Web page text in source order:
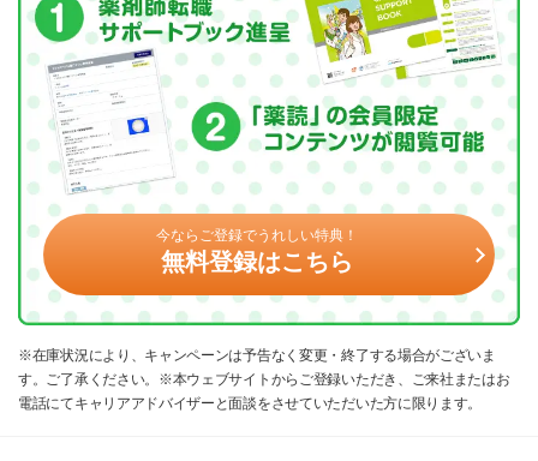
今ならご登録でうれしい特典！
無料登録はこちら
※在庫状況により、キャンペーンは予告なく変更・終了する場合がございま
す。ご了承ください。※本ウェブサイトからご登録いただき、ご来社またはお
電話にてキャリアアドバイザーと面談をさせていただいた方に限ります。